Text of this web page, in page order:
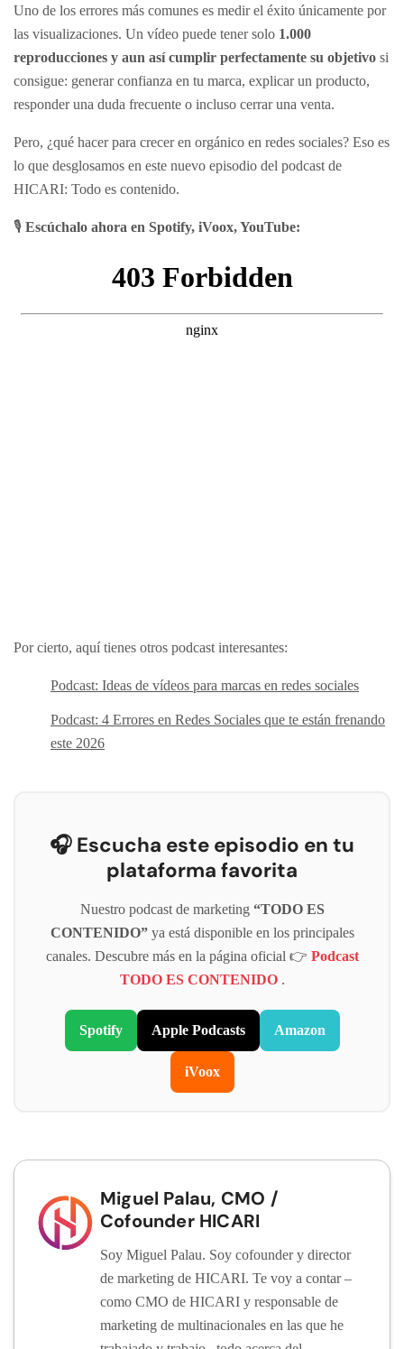
Uno de los errores más comunes es medir el éxito únicamente por
las visualizaciones. Un vídeo puede tener solo 1.000
reproducciones y aun así cumplir perfectamente su objetivo si
consigue: generar confianza en tu marca, explicar un producto,
responder una duda frecuente o incluso cerrar una venta.
Pero, ¿qué hacer para crecer en orgánico en redes sociales? Eso es
lo que desglosamos en este nuevo episodio del podcast de
HICARI: Todo es contenido.
🎙️ Escúchalo ahora en Spotify, iVoox, YouTube:
Por cierto, aquí tienes otros podcast interesantes:
Podcast: Ideas de vídeos para marcas en redes sociales
Podcast: 4 Errores en Redes Sociales que te están frenando
este 2026
🎧 Escucha este episodio en tu
plataforma favorita
Nuestro podcast de marketing “TODO ES
CONTENIDO”ya está disponible en los principales
canales. Descubre más en la página oficial 👉 Podcast
TODO ES CONTENIDO .
Spotify Apple Podcasts Amazon
iVoox
Miguel Palau, CMO /
Cofounder HICARI
Soy Miguel Palau. Soy cofounder y director
de marketing de HICARI. Te voy a contar –
como CMO de HICARI y responsable de
marketing de multinacionales en las que he